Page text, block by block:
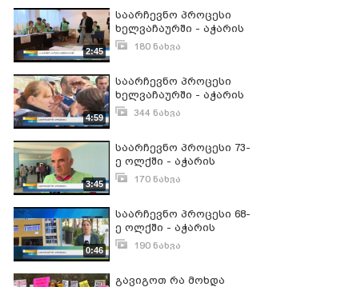
2:45
საარჩევნო პროცესი
ხელვაჩაურში - აჭარის
ტელევიზია
180 ნახვა
4:59
საარჩევნო პროცესი
ხელვაჩაურში - აჭარის
ტელევიზია
344 ნახვა
3:45
საარჩევნო პროცესი 73-
ე ოლქში - აჭარის
ტელევიზია
170 ნახვა
0:46
საარჩევნო პროცესი 68-
ე ოლქში - აჭარის
ტელევიზია
190 ნახვა
გავიგოთ რა მოხდა